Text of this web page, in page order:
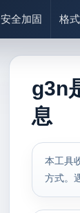
安全加固 格
g3n
息
本工具
方式。